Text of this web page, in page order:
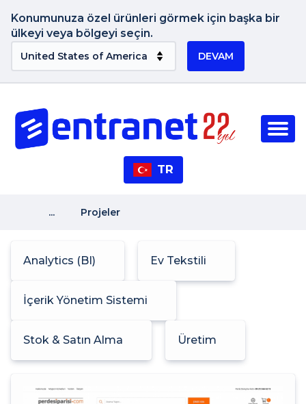
Konumunuza özel ürünleri görmek için başka bir
ülkeyi veya bölgeyi seçin.
DEVAM
TR
... Projeler
Analytics (BI) Ev Tekstili
İçerik Yönetim Sistemi
Stok & Satın Alma Üretim